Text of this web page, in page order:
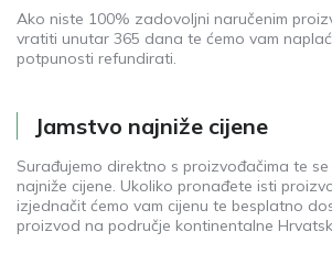
Ako niste 100% zadovoljni naručenim
vratiti unutar 365 dana te ćemo vam
potpunosti refundirati.
Jamstvo najniže cijene
Surađujemo direktno s proizvođačima te
najniže cijene. Ukoliko pronađete isti
izjednačit ćemo vam cijenu te besplatno
proizvod na područje kontinentalne